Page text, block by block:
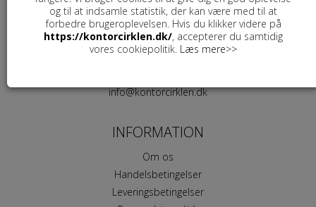
Kontorcirklen ApS
Højvang 4
4300 Holbæk
info@kontorcirklen.dk
INFORMATION
Om os
Handelsbetingelser
Leveringsbetingelser
og til at indsamle statistik, der kan være med til at
forbedre brugeroplevelsen. Hvis du klikker videre på
https://kontorcirklen.dk/, accepterer du samtidig
vores cookiepolitik. Læs mere>>